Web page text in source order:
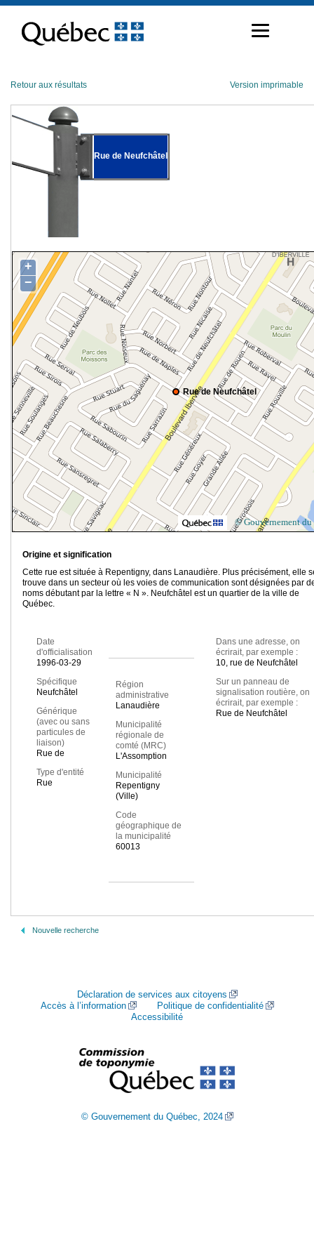
contenu
Retour aux résultats Version imprimable
Rue de Neufchâtel
Rue de Neufchâtel
+
−
© Gouvernement du
Origine et signification
Cette rue est située à Repentigny, dans Lanaudière. Plus précisément, elle
trouve dans un secteur où les voies de communication sont désignées par
noms débutant par la lettre « N ». Neufchâtel est un quartier de la ville de
Québec.
Date
d'officialisation
1996-03-29
Spécifique
Neufchâtel
Générique
(avec ou sans
particules de
liaison)
Rue de
Type d'entité
Rue
Région
administrative
Lanaudière
Municipalité
régionale de
comté (MRC)
L'Assomption
Municipalité
Repentigny
(Ville)
Code
géographique de
la municipalité
60013
Dans une adresse, on
écrirait, par exemple :
10, rue de Neufchâtel
Sur un panneau de
signalisation routière, on
écrirait, par exemple :
Rue de Neufchâtel
Nouvelle recherche
Déclaration de services aux citoyens
Accès à l’information
Politique de confidentialité
Accessibilité
© Gouvernement du Québec, 2024